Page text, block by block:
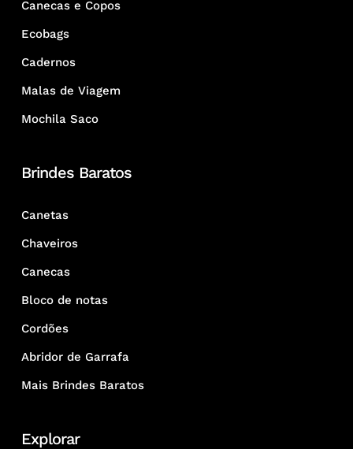
Canecas e Copos
Ecobags
Cadernos
Malas de Viagem
Mochila Saco
Brindes Baratos
Canetas
Chaveiros
Canecas
Bloco de notas
Cordões
Abridor de Garrafa
Mais Brindes Baratos
Explorar